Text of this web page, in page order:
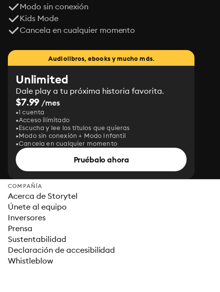
Modo sin conexión
Kids Mode
Cancela en cualquier momento
Audiolibros, ebooks y mucho más.
Unlimited
Dale play a tu próxima historia favorita.
$7.99 /mes
1 cuenta
Acceso ilimitado
Escucha y lee los títulos que quieras
Modo sin conexión + Modo Infantil
Cancela en cualquier momento
Pruébalo ahora
COMPAÑÍA
Acerca de Storytel
Únete al equipo
Inversores
Prensa
Sustentabilidad
Declaración de accesibilidad
Whistleblow